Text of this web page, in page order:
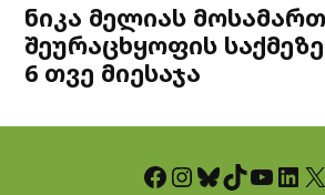
ნიკა მელიას
შეურაცხყოფის
6 თვე მიესაჯა
Facebook InstagramBluesky TikTok YouTube LinkedIn X